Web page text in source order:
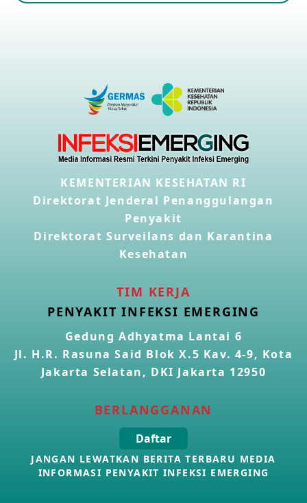
Penyakit virus Hanta di Kapal Pesiar Keberangkatan
Argentina
Penyakit Meningokokus di Vietnam
28 Apr 2026
Kasus Konfirmasi Avian Influenza A(H5N1) Keempat di
Kamboja
Informasi Penyakit POH VAU yang berkaitan dengan
21 Apr 2026
Kasus Konfirmasi Avian Influenza A(H9N2) di Italia
26 Mar 2026
Kasus Penyakit Meningokokus di Inggris
Kasus Konfirmasi Avian Influenza A(H5N1) di Kamboja
KEMENTERIAN KESEHATAN RI
Direktorat Jenderal Penanggulangan
Penyakit
Direktorat Surveilans dan Karantina
Kesehatan
TIM KERJA
PENYAKIT INFEKSI EMERGING
Gedung Adhyatma Lantai 6
Jl. H.R. Rasuna Said Blok X.5 Kav. 4-9, Kota
Jakarta Selatan, DKI Jakarta 12950
BERLANGGANAN
Daftar
JANGAN LEWATKAN BERITA TERBARU MEDIA
INFORMASI PENYAKIT INFEKSI EMERGING